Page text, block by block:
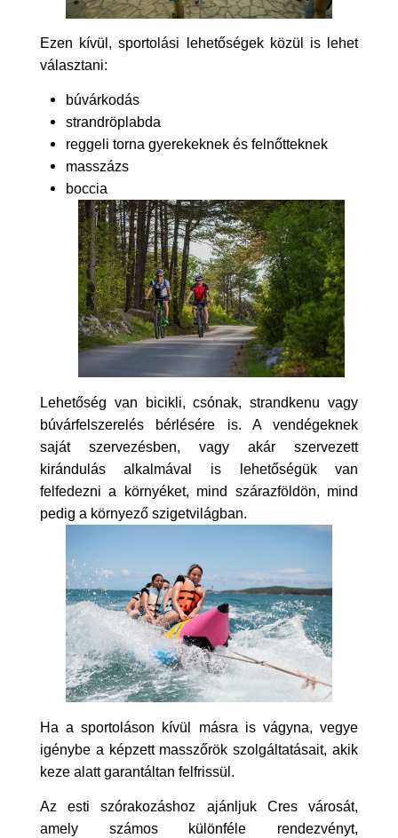
Ezen kívül, sportolási lehetőségek közül is lehet
választani:
búvárkodás
strandröplabda
reggeli torna gyerekeknek és felnőtteknek
masszázs
boccia
Lehetőség van bicikli, csónak, strandkenu vagy
búvárfelszerelés bérlésére is. A vendégeknek
saját szervezésben, vagy akár szervezett
kirándulás alkalmával is lehetőségük van
felfedezni a környéket, mind szárazföldön, mind
pedig a környező szigetvilágban.
Ha a sportoláson kívül másra is vágyna, vegye
igénybe a képzett masszőrök szolgáltatásait, akik
keze alatt garantáltan felfrissül.
Az esti szórakozáshoz ajánljuk Cres városát,
amely számos különféle rendezvényt,